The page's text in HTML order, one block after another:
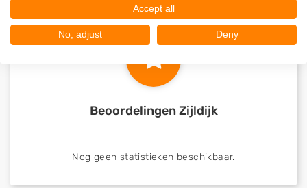
Beoordelingen Zijldijk
Nog geen statistieken beschikbaar.
Accept all
No, adjust Deny